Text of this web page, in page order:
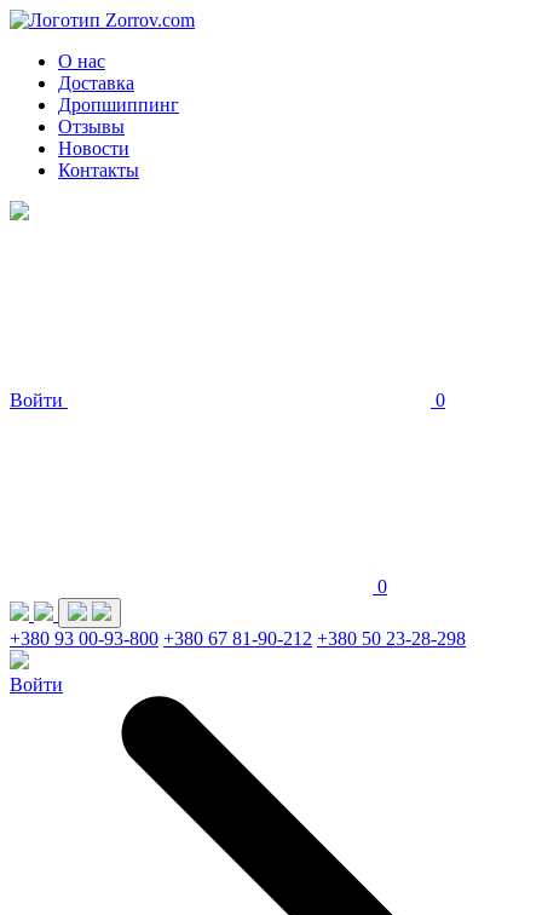
О нас
Доставка
Дропшиппинг
Отзывы
Новости
Контакты
Войти 0
0
+380 93 00-93-800 +380 67 81-90-212 +380 50 23-28-298
Войти